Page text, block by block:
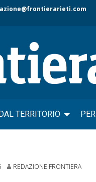
TERRITORIO
REDAZIONE FRONTIERA